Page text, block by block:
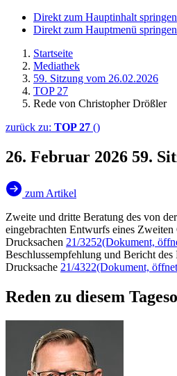
Direkt zum Hauptinhalt springen
Direkt zum Hauptmenü springen
Startseite
Mediathek
59. Sitzung vom 26.02.2026
TOP 27
Rede von Christopher Drößler
zurück zu: TOP 27 ()
26. Februar 2026 59.
zum Artikel
Zweite und dritte Beratung des von
eingebrachten Entwurfs eines Zweiten
Drucksachen 21/3252(Dokument,
Beschlussempfehlung und Bericht des
Drucksache 21/4322(Dokument,
Reden zu diesem